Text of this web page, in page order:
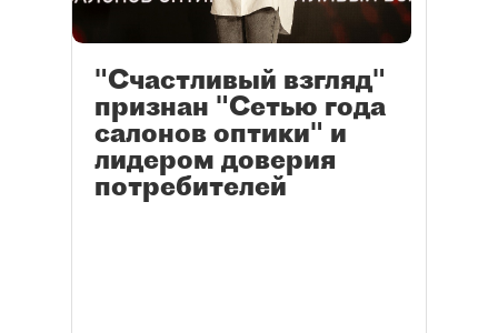
"Счастливый взгляд"
признан "Сетью года
салонов оптики" и
лидером доверия
потребителей